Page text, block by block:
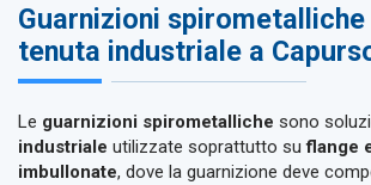
Guarnizioni spirometalliche
tenuta industriale a
Le guarnizioni spirometalliche sono
industriale utilizzate soprattutto suflange
imbullonate, dove la guarnizione deve